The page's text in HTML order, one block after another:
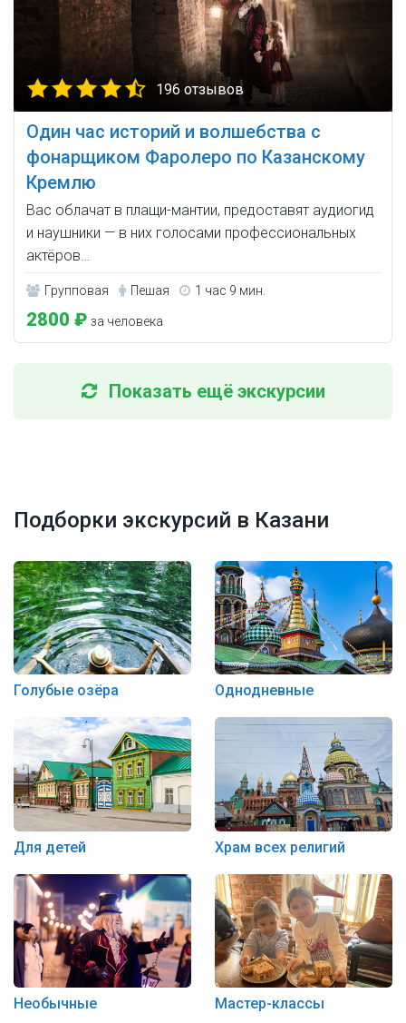
196 отзывов
Один час историй и волшебства с
фонарщиком Фаролеро по Казанскому
Кремлю
Вас облачат в плащи-мантии, предоставят аудиогид
и наушники — в них голосами профессиональных
актёров…
Групповая Пешая 1 час 9 мин.
2800 ₽ за человека
Показать ещё экскурсии
Подборки экскурсий в Казани
Голубые озёра Однодневные
Для детей Храм всех религий
Необычные Мастер-классы